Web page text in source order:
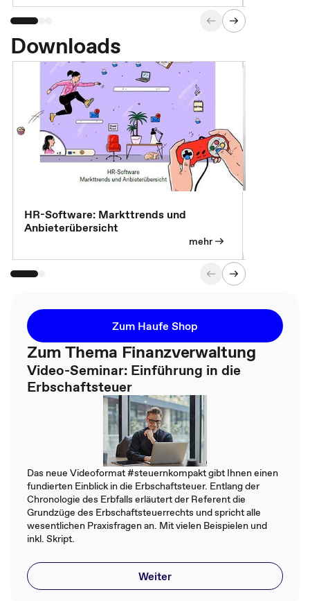
Downloads
HR-Software: Markttrends und
Anbieterübersicht
mehr
Zum Haufe Shop
Zum Thema Finanzverwaltung
Video-Seminar: Einführung in die
Erbschaftsteuer
Das neue Videoformat #steuernkompakt gibt Ihnen einen
fundierten Einblick in die Erbschaftsteuer. Entlang der
Chronologie des Erbfalls erläutert der Referent die
Grundzüge des Erbschaftsteuerrechts und spricht alle
wesentlichen Praxisfragen an. Mit vielen Beispielen und
inkl. Skript.
Weiter